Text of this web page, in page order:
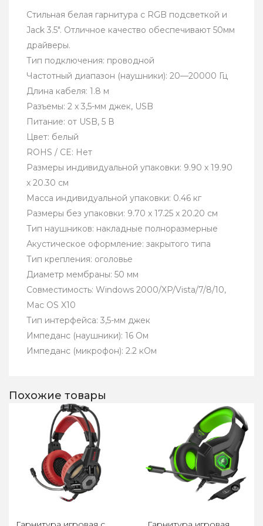
Стильная белая гарнитура с RGB подсветкой и
Jack 3.5". Отличное качество обеспечивают 50мм
драйверы.
Тип подключения: проводной
Частотный диапазон (наушники): 20—20000 Гц
Длина кабеля: 1.8 м
Разъемы: 2 x 3,5-мм джек, USB
Питание: от USB, 5 В
Цвет: белый
ROHS / CE: Нет
Размеры индивидуальной упаковки: 9.90 x 19.90
x 20.30 см
Масса индивидуальной упаковки: 0.46 кг
Размеры без упаковки: 9.70 x 17.25 x 20.20 см
Тип наушников: накладные полноразмерные
Акустическое оформление: закрытого типа
Тип крепления: оголовье
Диаметр мембраны: 50 мм
Совместимость: Windows 2000/XP/Vista/7/8/10,
Mac OS X10
Тип интерфейса: 3,5-мм джек
Импеданс (наушники): 16 Ом
Импеданс (микрофон): 2.2 кОм
Похожие товары